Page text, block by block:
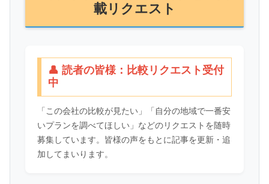
載リクエスト
👤 読者の皆様：比較リクエスト受付
中
「この会社の比較が見たい」「自分の地域で一番安
いプランを調べてほしい」などのリクエストを随時
募集しています。皆様の声をもとに記事を更新・追
加してまいります。